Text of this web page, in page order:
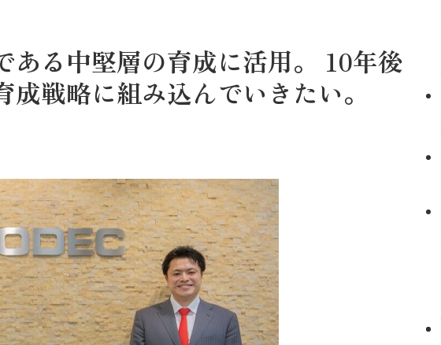
ある中堅層の育成に活用。 10年後
戦略に組み込んでいきたい。